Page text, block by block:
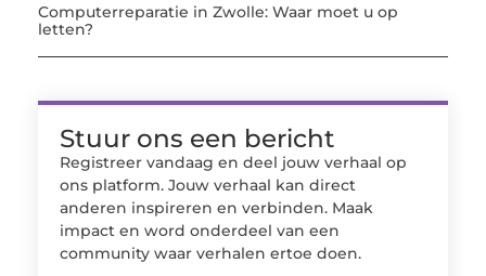
Computerreparatie in Zwolle: Waar moet u op
letten?
Stuur ons een bericht
Registreer vandaag en deel jouw verhaal op
ons platform. Jouw verhaal kan direct
anderen inspireren en verbinden. Maak
impact en word onderdeel van een
community waar verhalen ertoe doen.